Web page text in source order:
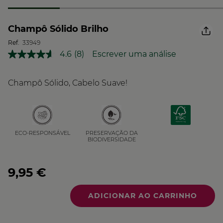
Champô Sólido Brilho
Ref. 33949
4.6 Leu
Link
página.
(8) Escrever uma análise
Champô Sólido, Cabelo Suave!
ECO-RESPONSÁVEL
PRESERVAÇÃO DA
BIODIVERSIDADE
9,95 €